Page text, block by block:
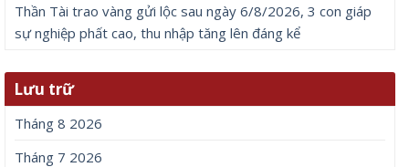
Thần Tài trao vàng gửi lộc sau ngày 6/8/2026, 3 con giáp
sự nghiệp phất cao, thu nhập tăng lên đáng kể
Lưu trữ
Tháng 8 2026
Tháng 7 2026